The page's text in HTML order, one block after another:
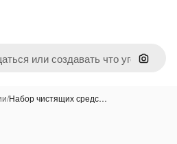
Поиск
/Набор чистящих средс…